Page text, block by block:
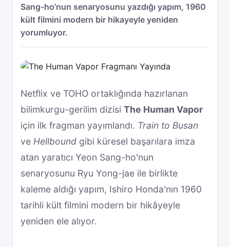
Sang-ho'nun senaryosunu yazdığı yapım, 1960
kült filmini modern bir hikayeyle yeniden
yorumluyor.
Netflix ve TOHO ortaklığında hazırlanan
bilimkurgu-gerilim dizisi The Human Vapor
için ilk fragman yayımlandı. Train to Busan
ve Hellbound gibi küresel başarılara imza
atan yaratıcı Yeon Sang-ho'nun
senaryosunu Ryu Yong-jae ile birlikte
kaleme aldığı yapım, Ishiro Honda'nın 1960
tarihli kült filmini modern bir hikâyeyle
yeniden ele alıyor.